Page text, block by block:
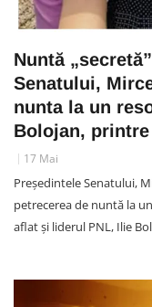
Nuntă
Senatului,
nunta la un
Bolojan,
17 Mai
Președintele Senatului,
petrecerea de nuntă la
aflat și liderul PNL, Ilie